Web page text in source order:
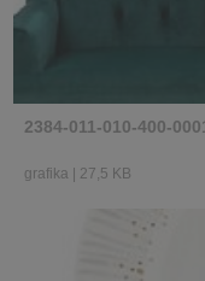
2384-011-010-400-
grafika 27,5 KB